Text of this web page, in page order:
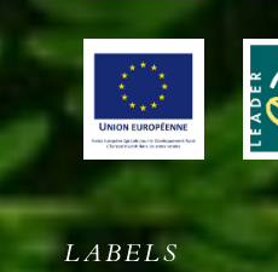
LABELS